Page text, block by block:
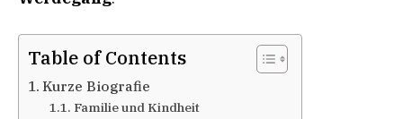
Table of Contents
Kurze Biografie
Familie und Kindheit